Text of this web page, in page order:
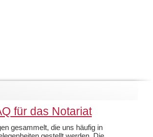
für das Notariat
gesammelt, die uns häufig in